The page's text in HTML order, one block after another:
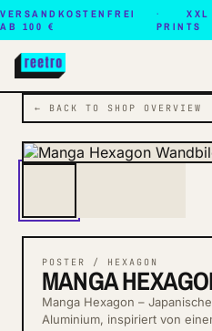
VERSANDKOSTENFREI
AB 100 €
XXL
PRINTS
← BACK TO SHOP OVERVIEW
POSTER / HEXAGON
MANGA
Manga Hexagon –
Aluminium, inspiriert von